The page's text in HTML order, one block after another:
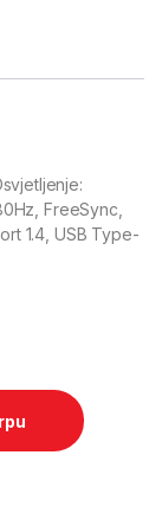
FreeSync,
1.4, USB Type-
Gaming G30D